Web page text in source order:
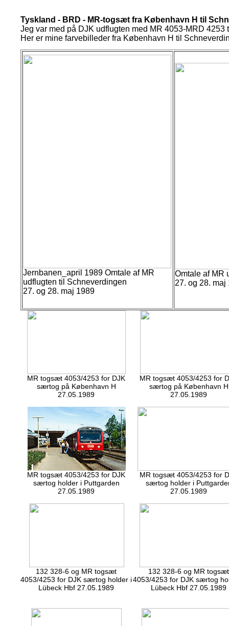
Tyskland - BRD - MR-togsæt fra København H til
Jeg var med på DJK udflugten med MR 4053-MRD
Her er mine farvebilleder fra København H til
Jernbanen_april 1989 Omtale af MR
udflugten til Schneverdingen
27. og 28. maj 1989
Omtale af MR
27. og 28. maj
MR togsæt 4053/4253 for DJK
særtog på København H
27.05.1989
MR togsæt 4053/4253 for
særtog på København H
27.05.1989
MR togsæt 4053/4253 for DJK
særtog holder i Puttgarden
27.05.1989
MR togsæt 4053/4253 for
særtog holder i
27.05.1989
132 328-6 og MR togsæt
4053/4253 for DJK særtog holder i
Lübeck Hbf 27.05.1989
132 328-6 og MR togsæt
4053/4253 for DJK særtog
Lübeck Hbf 27.05.1989